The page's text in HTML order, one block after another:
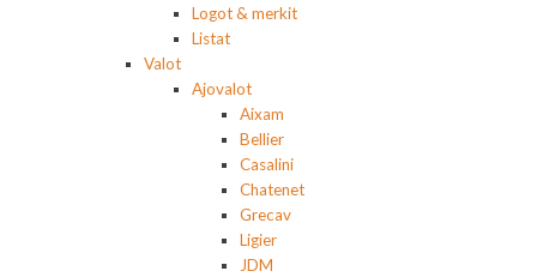
Logot & merkit
Listat
Valot
Ajovalot
Aixam
Bellier
Casalini
Chatenet
Grecav
Ligier
JDM